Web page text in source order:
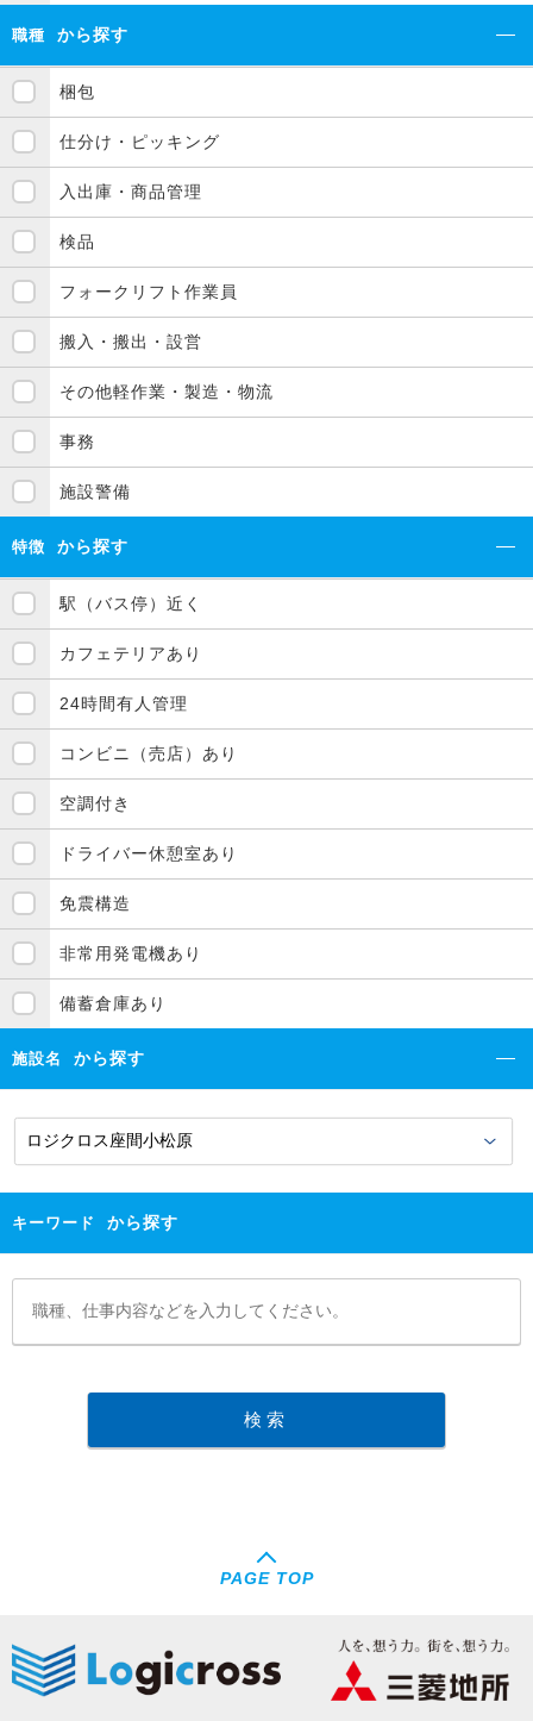
職種 から探す
梱包
仕分け・ピッキング
入出庫・商品管理
検品
フォークリフト作業員
搬入・搬出・設営
その他軽作業・製造・物流
事務
施設警備
特徴 から探す
駅（バス停）近く
カフェテリアあり
24時間有人管理
コンビニ（売店）あり
空調付き
ドライバー休憩室あり
免震構造
非常用発電機あり
備蓄倉庫あり
施設名 から探す
キーワード から探す
PAGE TOP